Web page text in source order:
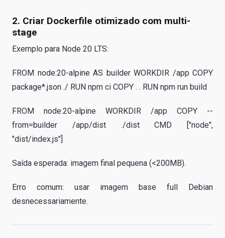
2. Criar Dockerfile otimizado com multi-
stage
Exemplo para Node 20 LTS:
FROM node:20-alpine AS builder WORKDIR /app COPY
package*.json ./ RUN npm ci COPY . . RUN npm run build
FROM node:20-alpine WORKDIR /app COPY --
from=builder /app/dist ./dist CMD ["node",
"dist/index.js"]
Saída esperada: imagem final pequena (<200MB).
Erro comum: usar imagem base full Debian
desnecessariamente.